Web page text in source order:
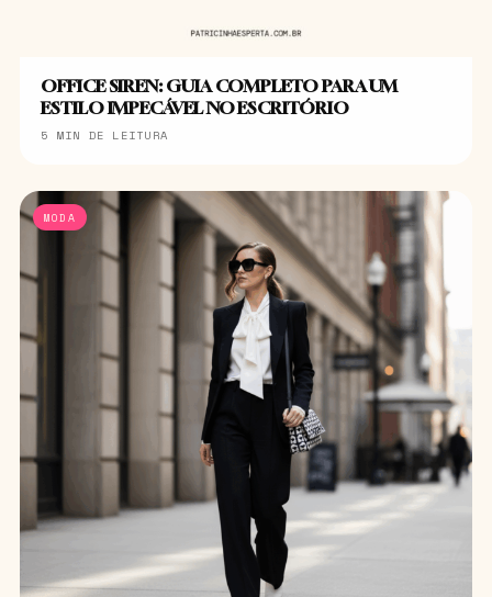
OFFICE SIREN: GUIA COMPLETO PARA UM
ESTILO IMPECÁVEL NO ESCRITÓRIO
5 MIN DE LEITURA
MODA